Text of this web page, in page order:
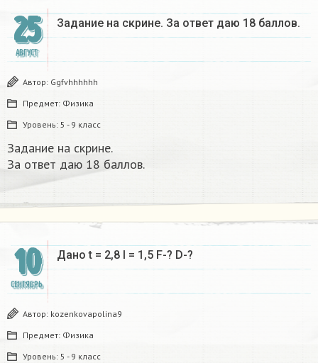
25
АВГУСТ
Задание на скрине. За ответ даю 18 баллов.​
Автор: Ggfvhhhhhh
Предмет: Физика
Уровень: 5 - 9 класс
Задание на скрине.
За ответ даю 18 баллов.​
10
СЕНТЯБРЬ
Дано t = 2,8 l = 1,5 F-? D-?​
Автор: kozenkovapolina9
Предмет: Физика
Уровень: 5 - 9 класс